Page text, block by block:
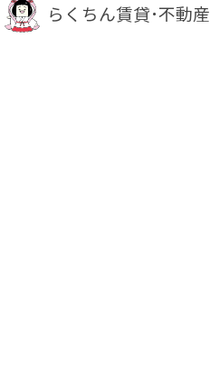
らくちん賃貸･不動